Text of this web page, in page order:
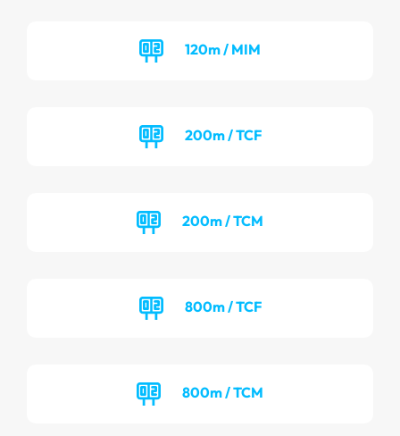
120m / MIM
200m / TCF
200m / TCM
800m / TCF
800m / TCM